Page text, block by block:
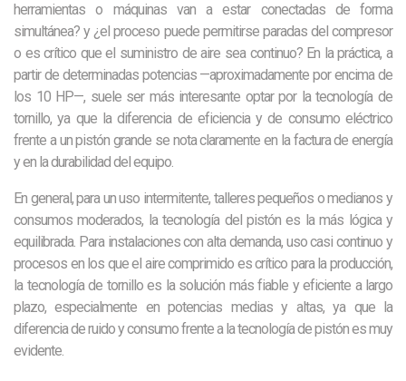
herramientas o máquinas van a estar conectadas de forma
simultánea? y ¿el proceso puede permitirse paradas del compresor
o es crítico que el suministro de aire sea continuo? En la práctica, a
partir de determinadas potencias —aproximadamente por encima de
los 10 HP—, suele ser más interesante optar por la tecnología de
tornillo, ya que la diferencia de eficiencia y de consumo eléctrico
frente a un pistón grande se nota claramente en la factura de energía
y en la durabilidad del equipo.
En general, para un uso intermitente, talleres pequeños o medianos y
consumos moderados, la tecnología del pistón es la más lógica y
equilibrada. Para instalaciones con alta demanda, uso casi continuo y
procesos en los que el aire comprimido es crítico para la producción,
la tecnología de tornillo es la solución más fiable y eficiente a largo
plazo, especialmente en potencias medias y altas, ya que la
diferencia de ruido y consumo frente a la tecnología de pistón es muy
evidente.